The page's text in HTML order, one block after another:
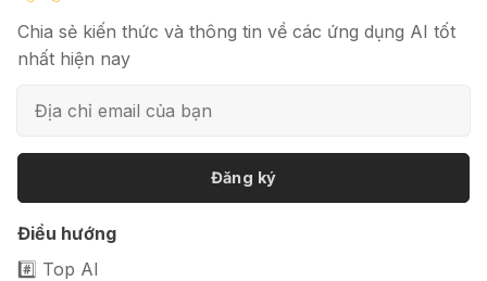
ảnh sản phẩm chuyên nghiệp
Chia sẻ kiến thức và thông tin về các ứng dụng AI tốt
nhất hiện nay
Đăng ký
Điều hướng
#️⃣ Top AI